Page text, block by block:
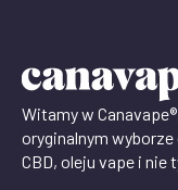
Witamy w
oryginalnym wyborze
CBD, oleju vape i nie